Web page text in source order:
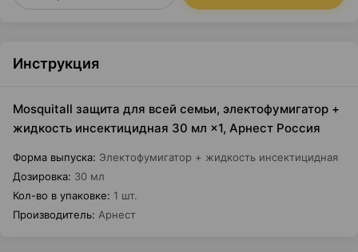
Инструкция
Mosquitall защита для всей семьи, электофумигатор +
жидкость инсектицидная 30 мл ×1, Арнест Россия
Форма выпуска: Электофумигатор + жидкость инсектицидная
Дозировка: 30 мл
Кол-во в упаковке: 1 шт.
Производитель: Арнест